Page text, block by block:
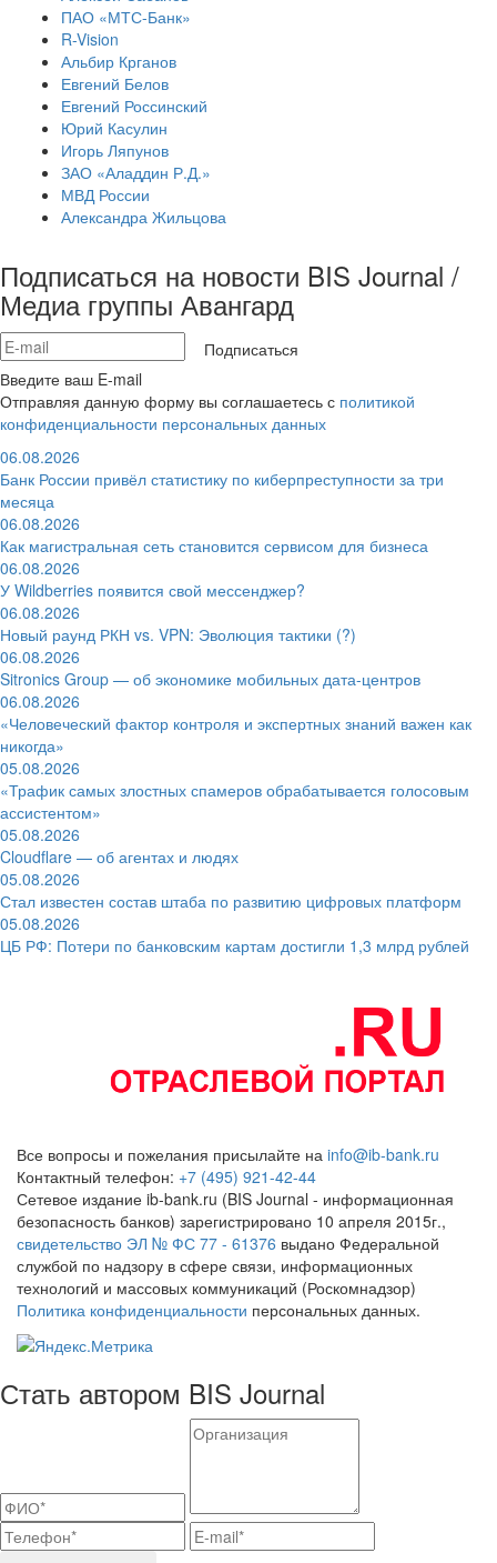
ПАО «МТС-Банк»
R-Vision
Альбир Крганов
Евгений Белов
Евгений Россинский
Юрий Касулин
Игорь Ляпунов
ЗАО «Аладдин Р.Д.»
МВД России
Александра Жильцова
Подписаться на новости BIS Journal /
Медиа группы Авангард
Подписаться
Введите ваш E-mail
Отправляя данную форму вы соглашаетесь с политикой
конфиденциальности персональных данных
06.08.2026
Банк России привёл статистику по киберпреступности за три
месяца
06.08.2026
Как магистральная сеть становится сервисом для бизнеса
06.08.2026
У Wildberries появится свой мессенджер?
06.08.2026
Новый раунд РКН vs. VPN: Эволюция тактики (?)
06.08.2026
Sitronics Group — об экономике мобильных дата-центров
06.08.2026
«Человеческий фактор контроля и экспертных знаний важен как
никогда»
05.08.2026
«Трафик самых злостных спамеров обрабатывается голосовым
ассистентом»
05.08.2026
Cloudflare — об агентах и людях
05.08.2026
Стал известен состав штаба по развитию цифровых платформ
05.08.2026
ЦБ РФ: Потери по банковским картам достигли 1,3 млрд рублей
Все вопросы и пожелания присылайте на info@ib-bank.ru
Контактный телефон: +7 (495) 921-42-44
Сетевое издание ib-bank.ru (BIS Journal - информационная
безопасность банков) зарегистрировано 10 апреля 2015г.,
свидетельство ЭЛ № ФС 77 - 61376 выдано Федеральной
службой по надзору в сфере связи, информационных
технологий и массовых коммуникаций (Роскомнадзор)
Политика конфиденциальности персональных данных.
Стать автором BIS Journal